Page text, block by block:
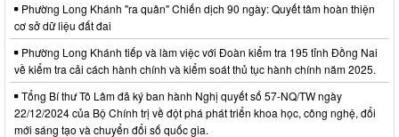
Phường Long Khánh "ra quân" Chiến dịch 90 ngày: Quyết tâm hoàn thiện
cơ sở dữ liệu đất đai
Phường Long Khánh tiếp và làm việc với Đoàn kiểm tra 195 tỉnh Đồng Nai
về kiểm tra cải cách hành chính và kiểm soát thủ tục hành chính năm 2025.
Tổng Bí thư Tô Lâm đã ký ban hành Nghị quyết số 57-NQ/TW ngày
22/12/2024 của Bộ Chính trị về đột phá phát triển khoa học, công nghệ, đổi
mới sáng tạo và chuyển đổi số quốc gia.